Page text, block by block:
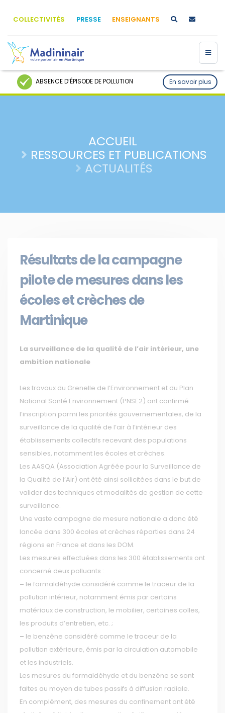
COLLECTIVITÉS PRESSE ENSEIGNANTS
ABSENCE D’ÉPISODE DE POLLUTION En savoir plus
ACCUEIL
RESSOURCES ET PUBLICATIONS
ACTUALITÉS
Résultats de la campagne
pilote de mesures dans les
écoles et crèches de
Martinique
La surveillance de la qualité de l’air intérieur, une
ambition nationale
Les travaux du Grenelle de l’Environnement et du Plan
National Santé Environnement (PNSE2) ont confirmé
l’inscription parmi les priorités gouvernementales, de la
surveillance de la qualité de l’air à l’intérieur des
établissements collectifs recevant des populations
sensibles, notamment les écoles et crèches.
Les AASQA (Association Agréée pour la Surveillance de
la Qualité de l’Air) ont été ainsi sollicitées dans le but de
valider des techniques et modalités de gestion de cette
surveillance.
Une vaste campagne de mesure nationale a donc été
lancée dans 300 écoles et crèches réparties dans 24
régions en France et dans les DOM.
Les mesures effectuées dans les 300 établissements ont
concerné deux polluants :
– le formaldéhyde considéré comme le traceur de la
pollution intérieur, notamment émis par certains
matériaux de construction, le mobilier, certaines colles,
les produits d’entretien, etc. ;
– le benzène considéré comme le traceur de la
pollution extérieure, émis par la circulation automobile
et les industriels.
Les mesures du formaldéhyde et du benzène se sont
faites au moyen de tubes passifs à diffusion radiale.
En complément, des mesures du confinement ont été